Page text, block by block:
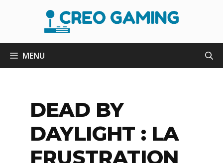
MENU
DEAD BY
DAYLIGHT : LA
FRUSTRATION